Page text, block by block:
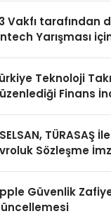
Vakfı tarafından
Yarışması
Teknoloji
Finans
TÜRASAŞ
Sözleşme
Güvenlik